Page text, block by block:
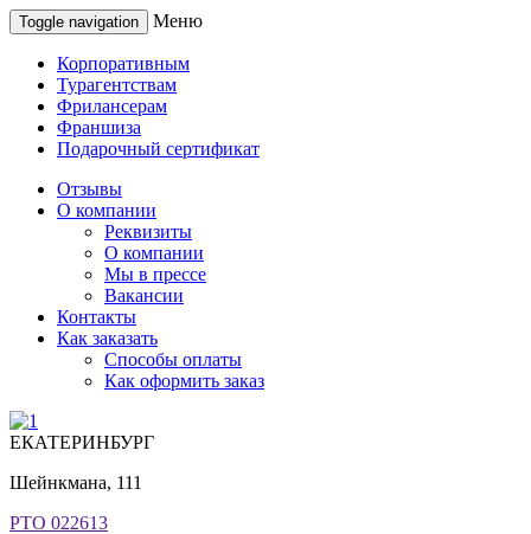
Toggle navigation Меню
Корпоративным
Турагентствам
Фрилансерам
Франшиза
Подарочный сертификат
Отзывы
О компании
Реквизиты
О компании
Мы в прессе
Вакансии
Контакты
Как заказать
Способы оплаты
Как оформить заказ
ЕКАТЕРИНБУРГ
Шейнкмана, 111
РТО 022613